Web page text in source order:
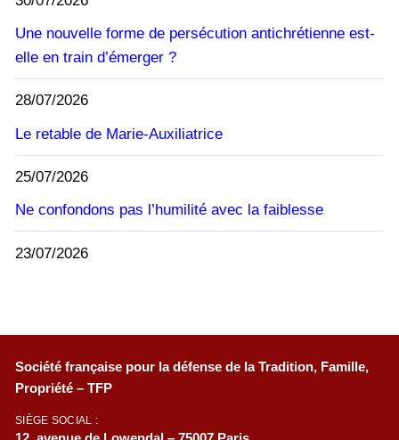
Une nouvelle forme de persécution antichrétienne est-
elle en train d’émerger ?
28/07/2026
Le retable de Marie-Auxiliatrice
25/07/2026
Ne confondons pas l’humilité avec la faiblesse
23/07/2026
Société française pour la défense de la Tradition, Famille,
Propriété – TFP
SIÈGE SOCIAL :